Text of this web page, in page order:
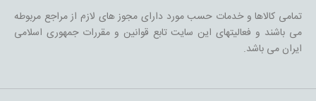
تمامی کالاها و خدمات حسب مورد دارای مجوز های لازم از مراجع مربوطه
می باشند و فعالیتهای این سایت تابع قوانین و مقررات جمهوری اسلامی
ایران می باشد.